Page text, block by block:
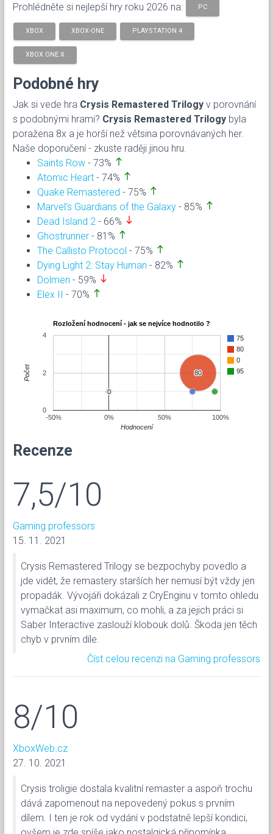
Prohlédněte si nejlepší hry roku 2026 na: PC
XBOX XBOX-ONE PLAYSTATION 4
XBOX ONE X
Podobné hry
Jak si vede hra Crysis Remastered Trilogy v porovnání
s podobnými hrami? Crysis Remastered Trilogy byla
poražena 8x a je horší než větsina porovnávaných her.
Naše doporučení - zkuste raději jinou hru.
Saints Row - 73% north
Atomic Heart - 74% north
Quake Remastered - 75% north
Marvel’s Guardians of the Galaxy - 85% north
Dead Island 2 - 66% south
Ghostrunner - 81% north
The Callisto Protocol - 75% north
Dying Light 2: Stay Human - 82% north
Dolmen - 59% south
Elex II - 70% north
Rozložení hodnocení - jak se nejvíce hodnotilo ?
75
80
0
95
80
80
0
0
-50% 0% 50% 100%
0
2
4
Hodnocení
Počet
Recenze
7,5/10
Gaming professors
15. 11. 2021
Crysis Remastered Trilogy se bezpochyby povedlo a
jde vidět, že remastery starších her nemusí být vždy jen
propadák. Vývojáři dokázali z CryEnginu v tomto ohledu
vymačkat asi maximum, co mohli, a za jejich práci si
Saber Interactive zaslouží klobouk dolů. Škoda jen těch
chyb v prvním díle.
Číst celou recenzi na Gaming professors
8/10
XboxWeb.cz
27. 10. 2021
Crysis troligie dostala kvalitní remaster a aspoň trochu
dává zapomenout na nepovedený pokus s prvním
dílem. I ten je rok od vydání v podstatně lepší kondici,